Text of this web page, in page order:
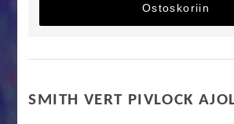
Ostoskoriin
SMITH VERT PIVLOCK